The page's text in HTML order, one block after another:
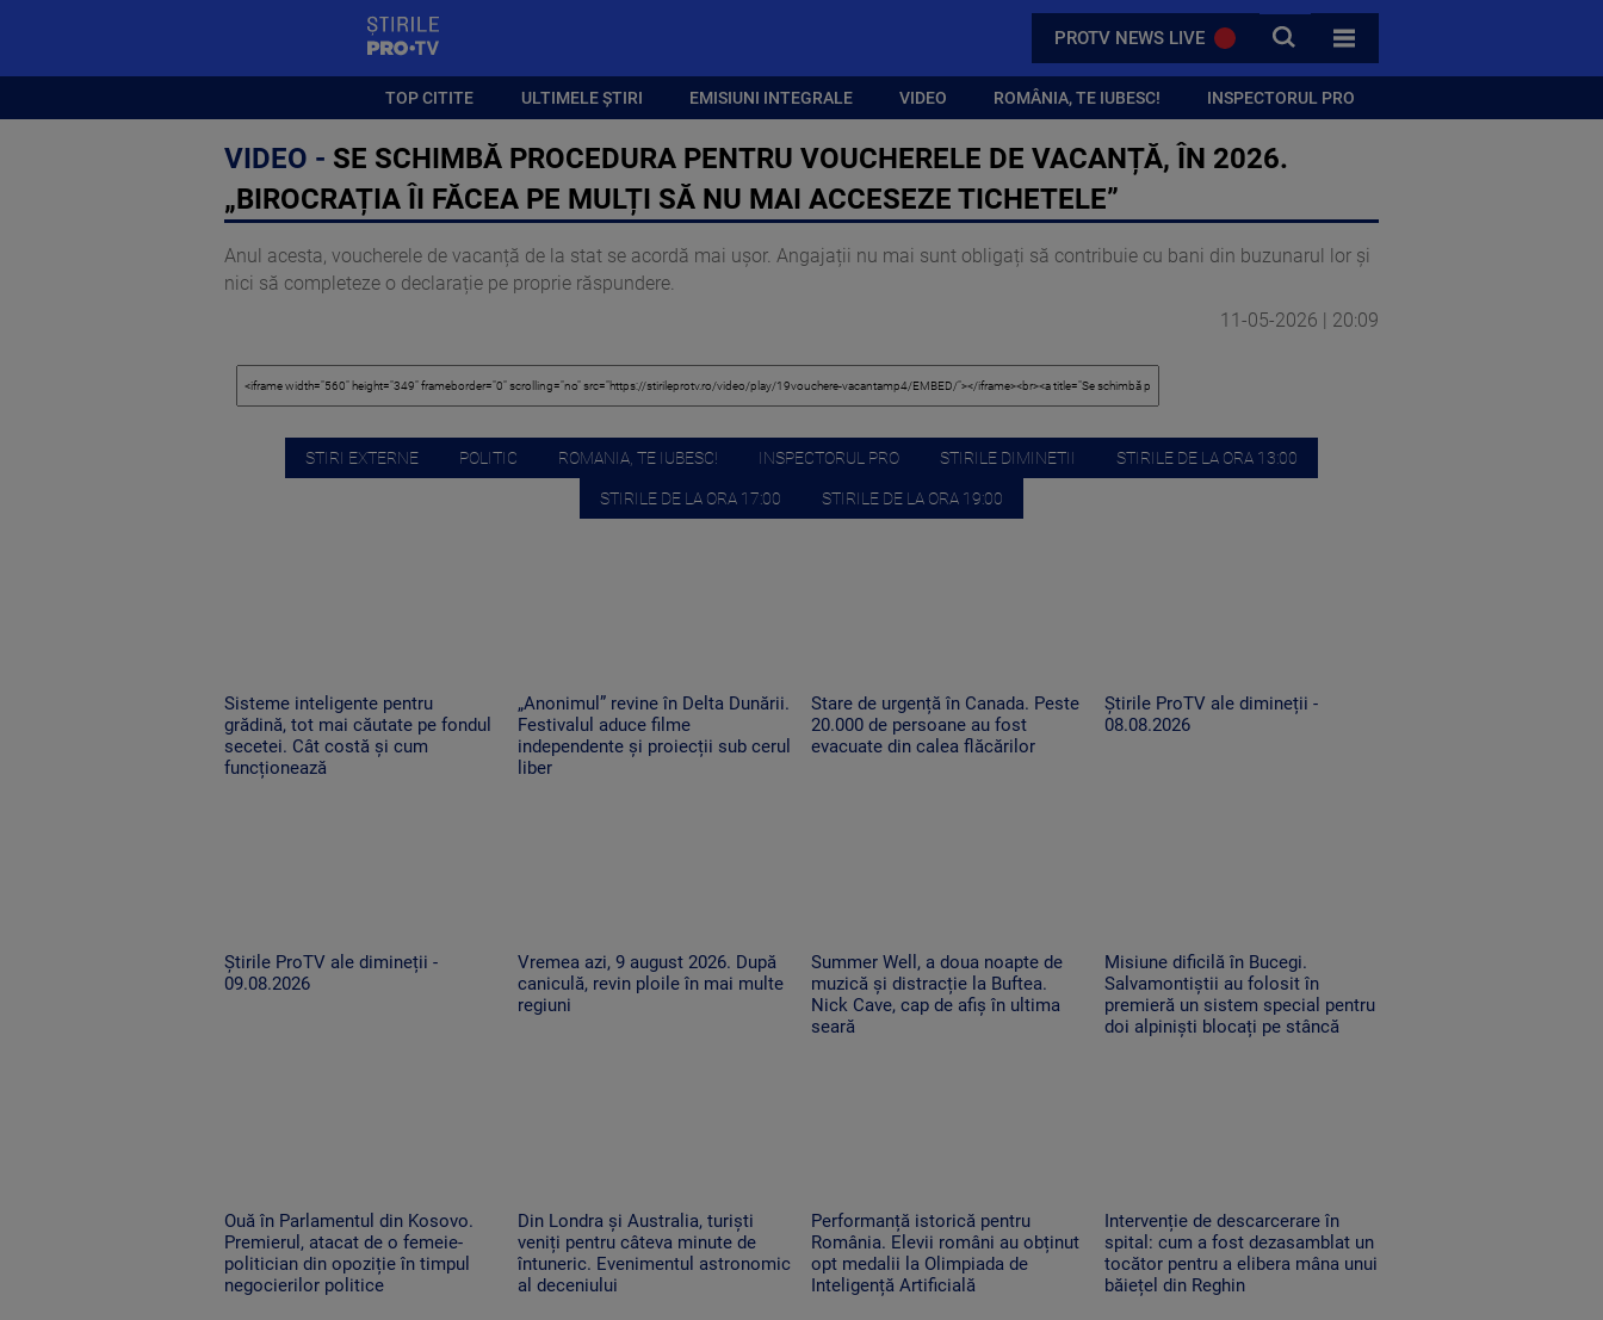
PROTV NEWS LIVE CAUTA
TOATE CATEGORIILE
TOP CITITE ULTIMELE ȘTIRI EMISIUNI INTEGRALE VIDEO ROMÂNIA, TE IUBESC! INSPECTORUL PRO
VIDEO - SE SCHIMBĂ PROCEDURA PENTRU VOUCHERELE DE VACANȚĂ, ÎN 2026.
„BIROCRAȚIA ÎI FĂCEA PE MULȚI SĂ NU MAI ACCESEZE TICHETELE”
Anul acesta, voucherele de vacanță de la stat se acordă mai ușor. Angajații nu mai sunt obligați să contribuie cu bani din buzunarul lor și
nici să completeze o declarație pe proprie răspundere.
11-05-2026 | 20:09
STIRI EXTERNE POLITIC ROMANIA, TE IUBESC! INSPECTORUL PRO STIRILE DIMINETII STIRILE DE LA ORA 13:00
STIRILE DE LA ORA 17:00 STIRILE DE LA ORA 19:00
Sisteme inteligente pentru
grădină, tot mai căutate pe fondul
secetei. Cât costă și cum
funcționează
„Anonimul” revine în Delta Dunării.
Festivalul aduce filme
independente și proiecții sub cerul
liber
Stare de urgență în Canada. Peste
20.000 de persoane au fost
evacuate din calea flăcărilor
Știrile ProTV ale dimineții -
08.08.2026
Știrile ProTV ale dimineții -
09.08.2026
Vremea azi, 9 august 2026. După
caniculă, revin ploile în mai multe
regiuni
Summer Well, a doua noapte de
muzică și distracție la Buftea.
Nick Cave, cap de afiș în ultima
seară
Misiune dificilă în Bucegi.
Salvamontiștii au folosit în
premieră un sistem special pentru
doi alpiniști blocați pe stâncă
Ouă în Parlamentul din Kosovo.
Premierul, atacat de o femeie-
politician din opoziție în timpul
negocierilor politice
Din Londra și Australia, turiști
veniți pentru câteva minute de
întuneric. Evenimentul astronomic
al deceniului
Performanță istorică pentru
România. Elevii români au obținut
opt medalii la Olimpiada de
Inteligență Artificială
Intervenție de descarcerare în
spital: cum a fost dezasamblat un
tocător pentru a elibera mâna unui
băiețel din Reghin